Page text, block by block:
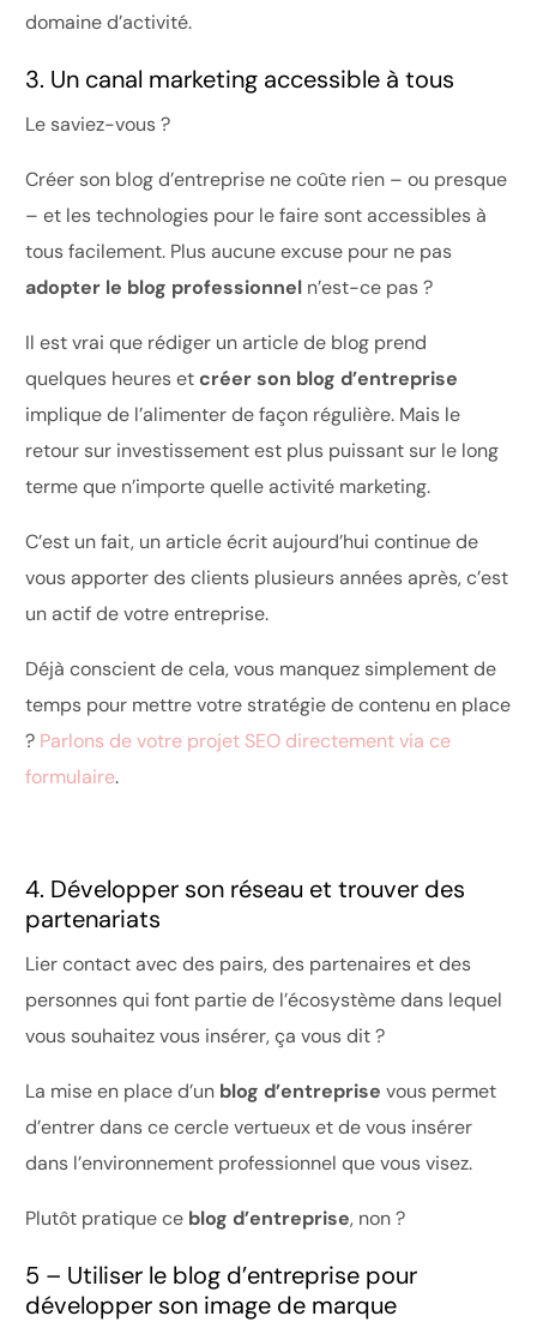
domaine d’activité.
3. Un canal marketing accessible à tous
Le saviez-vous ?
Créer son blog d’entreprise ne coûte rien – ou presque
– et les technologies pour le faire sont accessibles à
tous facilement. Plus aucune excuse pour ne pas
adopter le blog professionnel n’est-ce pas ?
Il est vrai que rédiger un article de blog prend
quelques heures etcréer son blog d’entreprise
implique de l’alimenter de façon régulière. Mais le
retour sur investissement est plus puissant sur le long
terme que n’importe quelle activité marketing.
C’est un fait, un article écrit aujourd’hui continue de
vous apporter des clients plusieurs années après, c’est
un actif de votre entreprise.
Déjà conscient de cela, vous manquez simplement de
temps pour mettre votre stratégie de contenu en place
? Parlons de votre projet SEO directement via ce
formulaire.
4. Développer son réseau et trouver des
partenariats
Lier contact avec des pairs, des partenaires et des
personnes qui font partie de l’écosystème dans lequel
vous souhaitez vous insérer, ça vous dit ?
La mise en place d’un blog d’entreprise vous permet
d’entrer dans ce cercle vertueux et de vous insérer
dans l’environnement professionnel que vous visez.
Plutôt pratique ce blog d’entreprise, non ?
5 – Utiliser le blog d’entreprise pour
développer son image de marque